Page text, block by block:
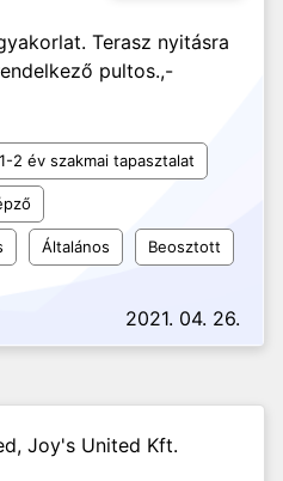
Terasz nyitásra
pultos.,-
1-2 év szakmai tapasztalat
Általános Beosztott
2021. 04. 26.
Joy's United Kft.